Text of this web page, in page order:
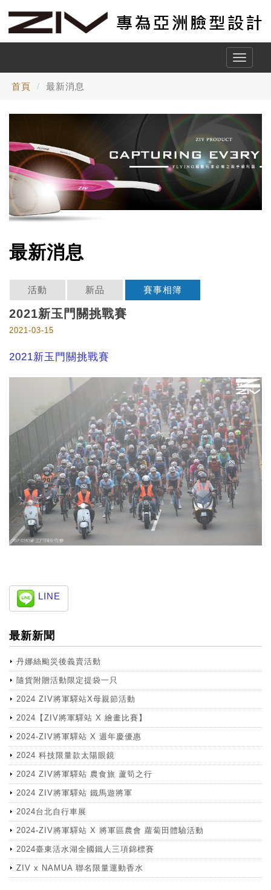
Toggle
首頁 最新消息
最新消息
活動 新品 賽事相簿
2021新玉門關挑戰賽
2021-03-15
2021新玉門關挑戰賽
LINE
最新新聞
丹娜絲颱災後義賣活動
隨貨附贈活動限定提袋一只
2024 ZIV將軍驛站X母親節活動
2024【ZIV將軍驛站 X 繪畫比賽】
2024-ZIV將軍驛站 X 週年慶優惠
2024 科技限量款太陽眼鏡
2024 ZIV將軍驛站 農食旅 蘆筍之行
2024 ZIV將軍驛站 鐵馬遊將軍
2024台北自行車展
2024-ZIV將軍驛站 X 將軍區農會 蘿蔔田體驗活動
2024臺東活水湖全國鐵人三項錦標賽
ZIV x NAMUA 聯名限量運動香水